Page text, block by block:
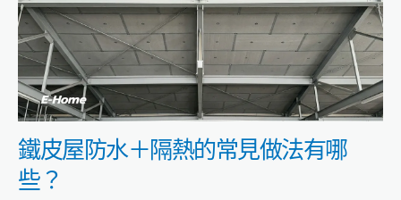
鐵皮屋防水＋隔熱的常見做法有哪
些？